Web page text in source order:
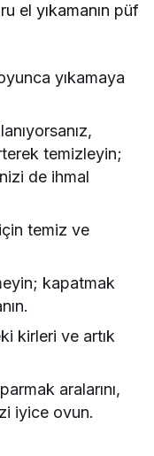
el yıkamanın püf
yıkamaya
temizleyin;
de ihmal
temiz ve
kapatmak
kirleri ve artık
aralarını,
iyice ovun.